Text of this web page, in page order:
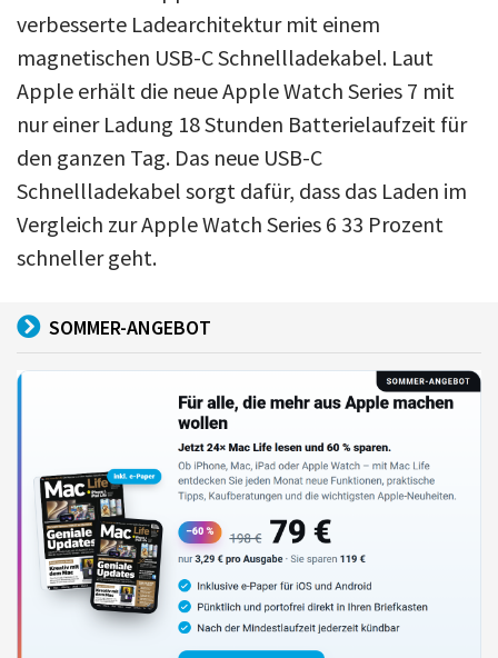
verbesserte Ladearchitektur mit einem
magnetischen USB-C Schnellladekabel. Laut
Apple erhält die neue Apple Watch Series 7 mit
nur einer Ladung 18 Stunden Batterielaufzeit für
den ganzen Tag. Das neue USB-C
Schnellladekabel sorgt dafür, dass das Laden im
Vergleich zur Apple Watch Series 6 33 Prozent
schneller geht.
SOMMER-ANGEBOT